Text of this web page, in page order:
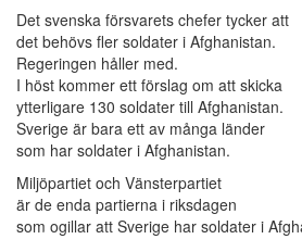
Det svenska försvarets chefer tycker att
det behövs fler soldater i Afghanistan.
Regeringen håller med.
I höst kommer ett förslag om att skicka
ytterligare 130 soldater till Afghanistan.
Sverige är bara ett av många länder
som har soldater i Afghanistan.
Miljöpartiet och Vänsterpartiet
är de enda partierna i riksdagen
som ogillar att Sverige har soldater i